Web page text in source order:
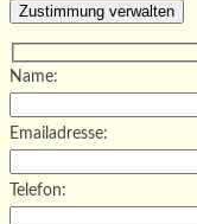
Zustimmung verwalten
Name:
Emailadresse:
Telefon: